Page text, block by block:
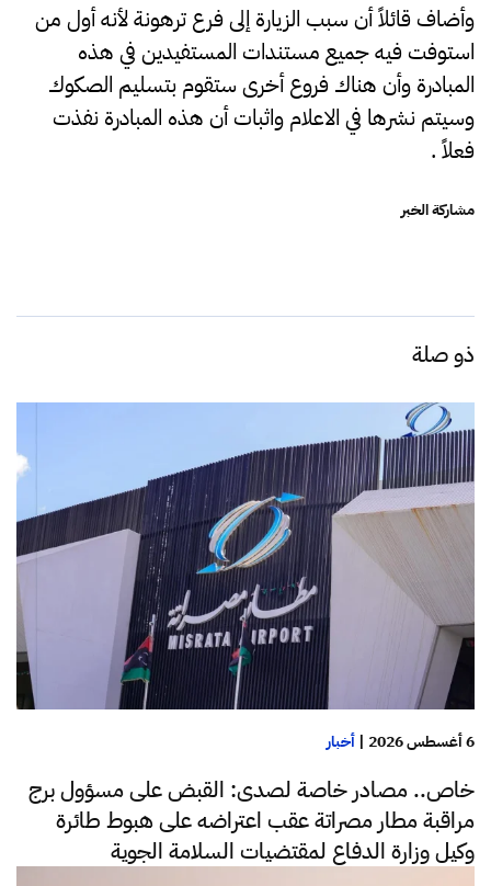
وأضاف قائلاً أن سبب الزيارة إلى فرع ترهونة لأنه أول من
استوفت فيه جميع مستندات المستفيدين في هذه
المبادرة وأن هناك فروع أخرى ستقوم بتسليم الصكوك
وسيتم نشرها في الاعلام واثبات أن هذه المبادرة نفذت
فعلاً .
مشاركة الخبر
ذو صلة
6 أغسطس 2026 | أخبار
خاص.. مصادر خاصة لصدى: القبض على مسؤول برج
مراقبة مطار مصراتة عقب اعتراضه على هبوط طائرة
وكيل وزارة الدفاع لمقتضيات السلامة الجوية